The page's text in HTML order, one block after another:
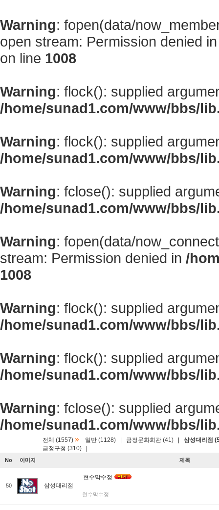
Warning: fopen(data/
open stream: Permission denied
on line 1008
Warning: flock(): supplied
/home/sunad1.com/www/bbs/
Warning: flock(): supplied
/home/sunad1.com/www/bbs/
Warning: fclose(): supplied
/home/sunad1.com/www/bbs/
Warning: fopen(data/
stream: Permission denied in /
1008
Warning: flock(): supplied
/home/sunad1.com/www/bbs/
Warning: flock(): supplied
/home/sunad1.com/www/bbs/
Warning: fclose(): supplied
/home/sunad1.com/www/bbs/
전체 (1557) » 일반 (1128) 금정문화회관 (41)
삼성대리점
금정구청 (310)
No 이미지 제목
50 삼성대리점
현수막수정
현수막수정